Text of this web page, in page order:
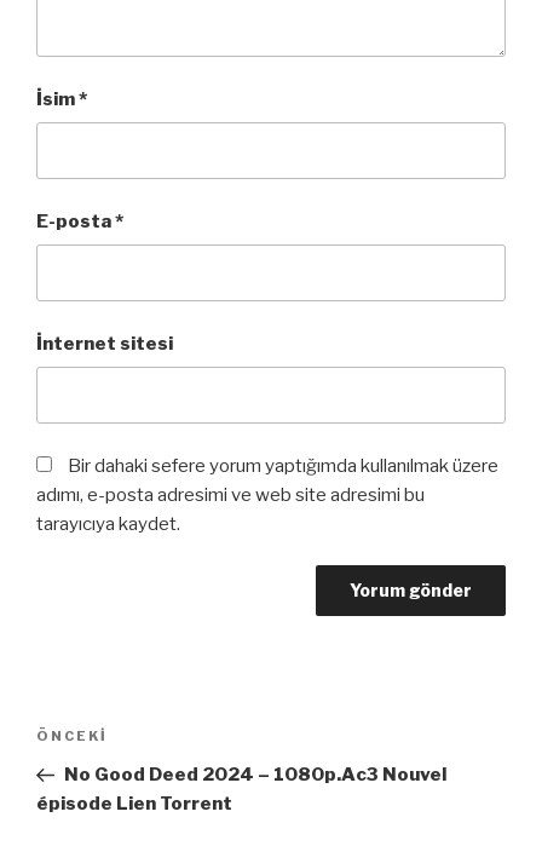
İsim*
E-posta*
İnternet sitesi
Bir dahaki sefere yorum yaptığımda kullanılmak üzere
adımı, e-posta adresimi ve web site adresimi bu
tarayıcıya kaydet.
Yazı
Önceki
Yazı
ÖNCEKI
No Good Deed 2024 – 1080p.Ac3 Nouvel
épisode Lien Torrent